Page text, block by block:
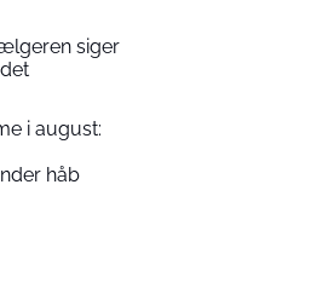
siger
i august:
håb